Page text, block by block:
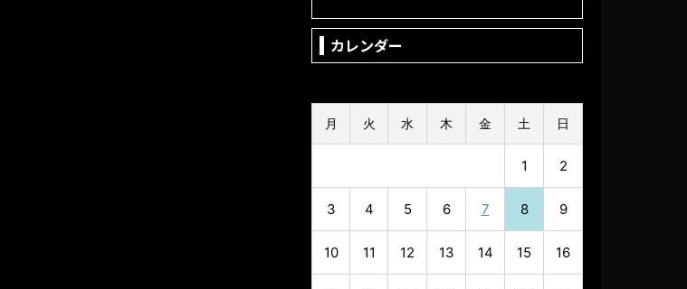
カレンダー
月 火 水 木 金 土 日
1 2
3 4 5 6 7 8 9
10 11 12 13 14 15 16